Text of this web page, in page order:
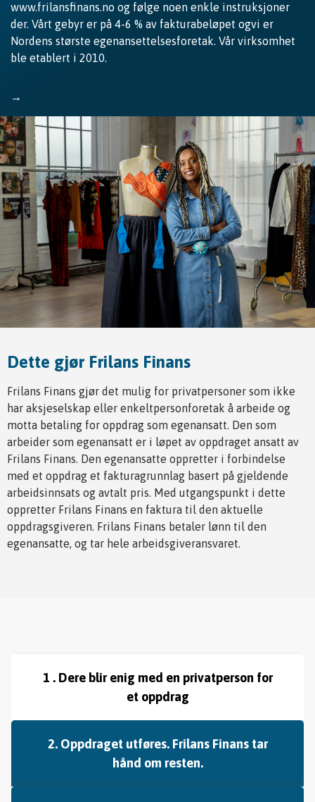
www.frilansfinans.no og følge noen enkle instruksjoner
der. Vårt gebyr er på 4-6 % av fakturabeløpet ogvi er
Nordens største egenansettelsesforetak. Vår virksomhet
ble etablert i 2010.
→
Dette gjør Frilans Finans
Frilans Finans gjør det mulig for privatpersoner som ikke
har aksjeselskap eller enkeltpersonforetak å arbeide og
motta betaling for oppdrag som egenansatt. Den som
arbeider som egenansatt er i løpet av oppdraget ansatt av
Frilans Finans. Den egenansatte oppretter i forbindelse
med et oppdrag et fakturagrunnlag basert på gjeldende
arbeidsinnsats og avtalt pris. Med utgangspunkt i dette
oppretter Frilans Finans en faktura til den aktuelle
oppdragsgiveren. Frilans Finans betaler lønn til den
egenansatte, og tar hele arbeidsgiveransvaret.
1 . Dere blir enig med en privatperson for
et oppdrag
2. Oppdraget utføres. Frilans Finans tar
hånd om resten.